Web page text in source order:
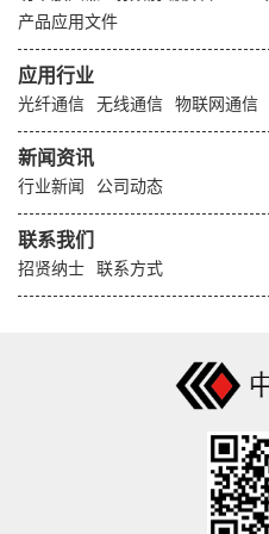
产品应用文件
应用行业
光纤通信 无线通信 物联网通信
新闻资讯
行业新闻 公司动态
联系我们
招贤纳士 联系方式